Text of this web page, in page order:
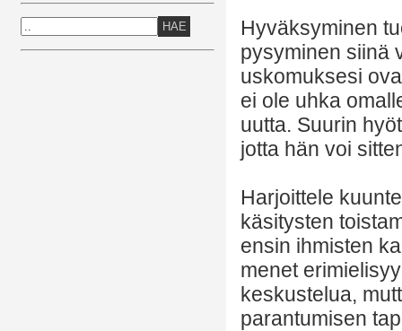
HAE
Hyväksyminen
pysyminen siinä
uskomuksesi
ei ole uhka
uutta. Suurin
jotta hän voi
Harjoittele
käsitysten
ensin ihmisten
menet
keskustelua,
parantumisen